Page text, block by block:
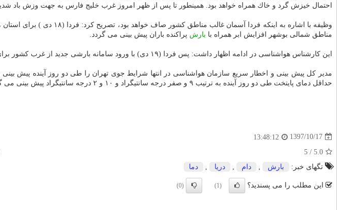
احتمال خیزش گرد و خاك همراه خواهد بود. همینطور تا پس از ظهر امروز غرب خلیج فارس به جهت وزش باد
وظیفه با اشاره به اینكه فردا آسمان غالب مناطق كشور صاف خواهد بود، تصریح كرد: فردا (۱۸ دی ) برای استان های كهگیلویه و بویراحمد و چهارمحال و بختیاری
مناطق شمالی بوشهر افزایش ابر همراه با بارش پراكنده باران پیش بینی می گردد.
این كارشناس هواشناسی در ادامه اظهار داشت: پس فردا (۱۹ دی) با ورود سامانه بارشی جدید از غرب كشور برای استان های واقع در نوار غربی
حداقل دمای پایتخت طی دو روز آینده به ترتیب ۹ و صفر درجه سانتیگراد و ۱۰ و ۲ درجه سانتیگراد پیش بینی می گردد.
1397/10/17
13:48:12
5.0
/
5
تگهای خبر:
بارش دام دریا دما
این مطلب را می پسندید؟ (1)
(0)